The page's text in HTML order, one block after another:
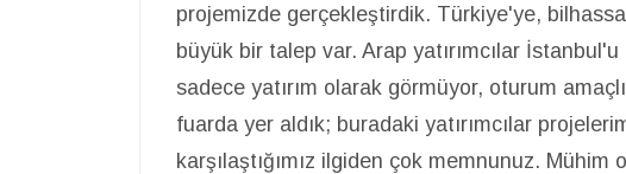
projemizde gerçekleştirdik. Türkiye'ye,
büyük bir talep var. Arap yatırımcılar
sadece yatırım olarak görmüyor, oturum
fuarda yer aldık; buradaki yatırımcılar
karşılaştığımız ilgiden çok memnunuz.